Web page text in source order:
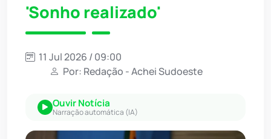
'Sonho realizado'
11 Jul 2026 / 09:00
Por: Redação - Achei Sudoeste
Ouvir Notícia
Narração automática (IA)